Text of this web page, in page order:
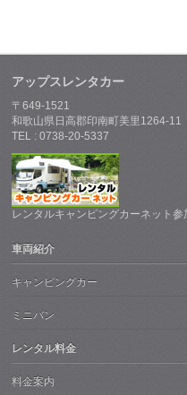
アップスレンタカー
〒649-1521
和歌山県日高郡印南町美里1264-11
TEL : 0738-20-5337
レンタルキャンピングカーネット参
車両紹介
キャンピングカー
ミニバン
レンタル料金
料金案内